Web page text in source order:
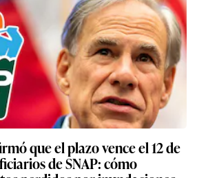
que el plazo vence el 12 de
de SNAP: cómo